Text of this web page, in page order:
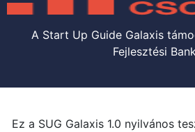
A Start Up Guide Galaxis
Fejlesztési
Ez a SUG Galaxis 1.0 nyilvános